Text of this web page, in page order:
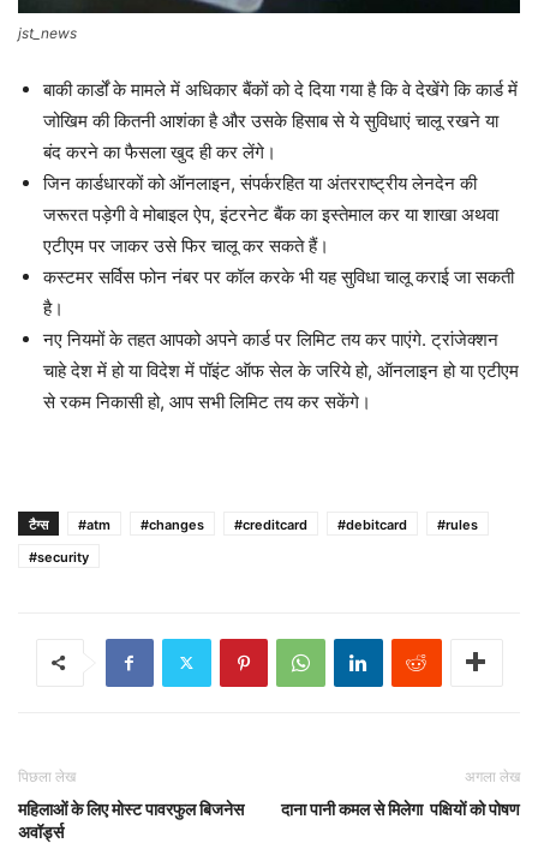
jst_news
बाकी कार्डों के मामले में अधिकार बैंकों को दे दिया गया है कि वे देखेंगे कि कार्ड में
जोखिम की कितनी आशंका है और उसके हिसाब से ये सुविधाएं चालू रखने या
बंद करने का फैसला खुद ही कर लेंगे।
जिन कार्डधारकों को ऑनलाइन, संपर्करहित या अंतरराष्ट्रीय लेनदेन की
जरूरत पड़ेगी वे मोबाइल ऐप, इंटरनेट बैंक का इस्तेमाल कर या शाखा अथवा
एटीएम पर जाकर उसे फिर चालू कर सकते हैं।
कस्टमर सर्विस फोन नंबर पर कॉल करके भी यह सुविधा चालू कराई जा सकती
है।
नए नियमों के तहत आपको अपने कार्ड पर लिमिट तय कर पाएंगे. ट्रांजेक्शन
चाहे देश में हो या विदेश में पॉइंट ऑफ सेल के जरिये हो, ऑनलाइन हो या एटीएम
से रकम निकासी हो, आप सभी लिमिट तय कर सकेंगे।
टैग्स #atm #changes #creditcard #debitcard
#rules
#security
पिछला लेख
महिलाओं के लिए मोस्ट पावरफुल बिजनेस
अवॉर्ड्स
अगला लेख
दाना पानी कमल से मिलेगा पक्षियों को पोषण